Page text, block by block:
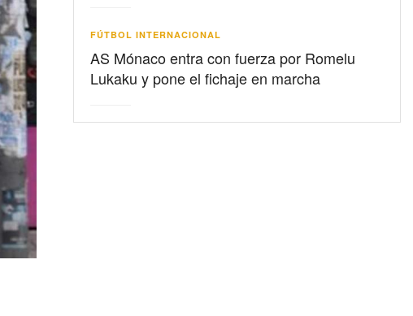
FÚTBOL INTERNACIONAL
AS Mónaco entra con fuerza por Romelu
Lukaku y pone el fichaje en marcha